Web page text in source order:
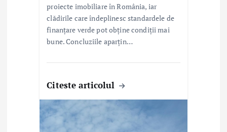
proiecte imobiliare în România, iar
clădirile care îndeplinesc standardele de
finanțare verde pot obține condiții mai
bune. Concluziile aparțin…
Citeste articolul